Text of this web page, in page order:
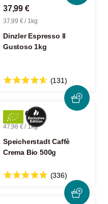
37,99 €
37,99 € / 1kg
Dinzler Espresso Il
Gustoso 1kg
(131)
23,99 €
47,98 € / 1kg
Speicherstadt Caffè
Crema Bio 500g
(336)